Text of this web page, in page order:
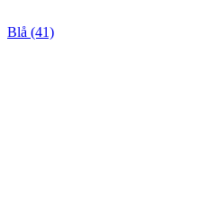
Blå (41)